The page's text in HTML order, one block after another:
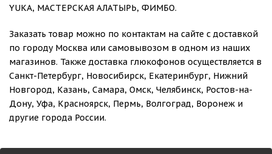
YUKA, МАСТЕРСКАЯ АЛАТЫРЬ, ФИМБО.
Заказать товар можно по контактам на сайте с доставкой
по городу Москва или самовывозом в одном из наших
магазинов. Также доставка глюкофонов осуществляется в
Санкт-Петербург, Новосибирск, Екатеринбург, Нижний
Новгород, Казань, Самара, Омск, Челябинск, Ростов-на-
Дону, Уфа, Красноярск, Пермь, Волгоград, Воронеж и
другие города России.